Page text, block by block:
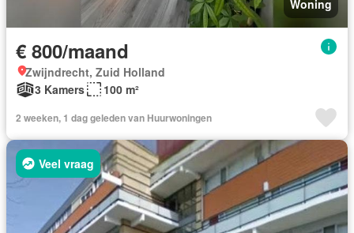
Woning
€ 800/maand
Zwijndrecht, Zuid Holland
3 Kamers
100 m²
2 weeken, 1 dag geleden van Huurwoningen
Veel vraag